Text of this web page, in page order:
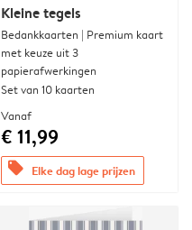
Kleine tegels
Bedankkaarten | Premium kaart
met keuze uit 3
papierafwerkingen
Set van 10 kaarten
Vanaf
€ 11,99
offers Elke dag lage prijzen